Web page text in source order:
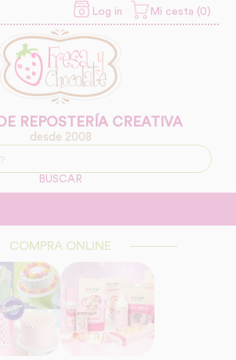
Log in Mi cesta (0)
REPOSTERÍA CREATIVA
desde 2008
BUSCAR
COMPRA ONLINE
LA
TUS